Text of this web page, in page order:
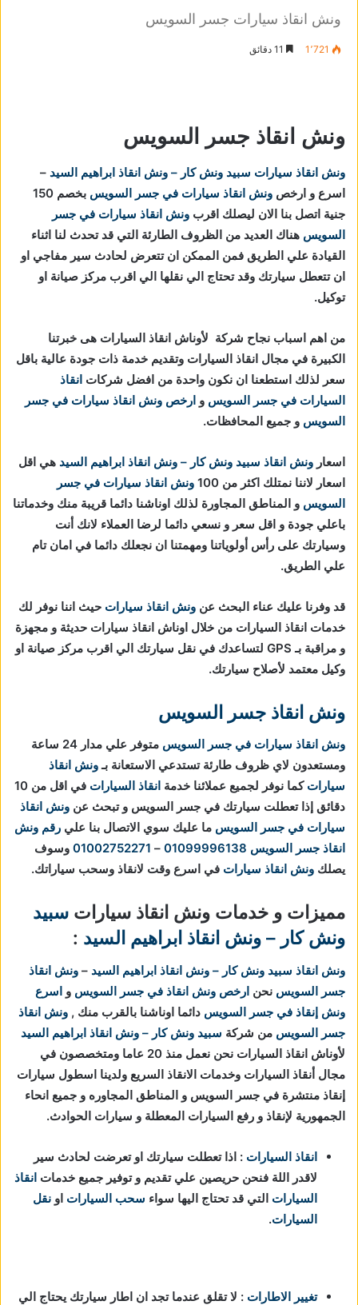
ونش انقاذ سيارات جسر السويس
1٬721
ونش انقاذ جسر السويس
ونش انقاذ سيارات سبيد ونش كار – ونش انقاذ ابراهيم السيد –
اسرع و ارخص ونش انقاذ سيارات في جسر السويس
بخصم 150
جنية اتصل بنا الان ليصلك اقرب ونش انقاذ سيارات في جسر
السويس هناك العديد من الظروف الطارئة التي قد تحدث لنا اثناء
القيادة علي الطريق فمن الممكن ان تتعرض لحادث سير مفاجي او
ان تتعطل سيارتك وقد تحتاج الي نقلها الي اقرب مركز صيانة او
توكيل.
من اهم اسباب نجاح شركة لأوناش انقاذ السيارات هى خبرتنا
الكبيرة في مجال انقاذ السيارات وتقديم خدمة ذات جودة عالية باقل
سعر لذلك استطعنا ان نكون واحدة من افضل شركات انقاذ
السيارات في جسر السويس و ارخص ونش انقاذ سيارات في جسر
السويس و جميع المحافظات.
اسعار ونش انقاذ سبيد ونش كار – ونش انقاذ ابراهيم السيد هي اقل
اسعار لاننا نمتلك اكثر من 100
ونش انقاذ سيارات في جسر
السويس و المناطق المجاورة لذلك اوناشنا دائما قريبة منك وخدماتنا
باعلي جودة و اقل سعر و نسعي دائما لرضا العملاء لانك أنت
وسيارتك على رأس أولوياتنا ومهمتنا ان نجعلك دائما في امان تام
علي الطريق.
قد وفرنا عليك عناء البحث عن ونش انقاذ سيارات حيث اننا نوفر لك
خدمات انقاذ السيارات من خلال اوناش انقاذ سيارات حديثة و مجهزة
و مراقبة بـ GPS لتساعدك في نقل سيارتك الي اقرب مركز صيانة او
وكيل معتمد لأصلاح سيارتك.
ونش انقاذ جسر السويس
ونش انقاذ سيارات في جسر السويس
متوفر علي مدار 24 ساعة
ومستعدون لاي ظروف طارئة تستدعي الاستعانة بـونش انقاذ
سيارات كما نوفر لجميع عملائنا خدمة انقاذ السيارات
في اقل من 10
دقائق إذا تعطلت سيارتك في جسر السويس و تبحث عن ونش انقاذ
سيارات في جسر السويس ما عليك سوي الاتصال بنا علي رقم ونش
انقاذ جسر السويس 01099996138
–
01002752271 وسوف
يصلك ونش انقاذ سيارات في اسرع وقت لانقاذ وسحب سياراتك.
مميزات و خدمات ونش انقاذ سيارات سبيد
ونش كار – ونش انقاذ ابراهيم السيد :
ونش انقاذ سبيد ونش كار – ونش انقاذ ابراهيم السيد – ونش انقاذ
جسر السويس نحن ارخص ونش انقاذ في جسر السويس و اسرع
ونش إنقاذ في جسر السويس دائما اوناشنا بالقرب منك , ونش انقاذ
جسر السويس من شركة سبيد ونش كار – ونش انقاذ ابراهيم السيد
لأوناش انقاذ السيارات نحن نعمل منذ 20 عاما ومتخصصون في
مجال أنقاذ السيارات وخدمات الانقاذ السريع ولدينا اسطول سيارات
إنقاذ منتشرة في جسر السويس و المناطق المجاوره و جميع انحاء
الجمهورية لإنقاذ و رفع السيارات المعطلة و سيارات الحوادث.
انقاذ السيارات : اذا تعطلت سيارتك او تعرضت لحادث سير
لاقدر اللة فنحن حريصين علي تقديم و توفير جميع خدمات انقاذ
السيارات التي قد تحتاج اليها سواء سحب السيارات او نقل
السيارات.
تغيير الاطارات : لا تقلق عندما تجد ان اطار سيارتك يحتاج الي